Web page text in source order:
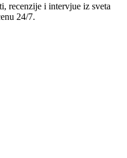
recenzije i intervjue iz sveta
24/7.